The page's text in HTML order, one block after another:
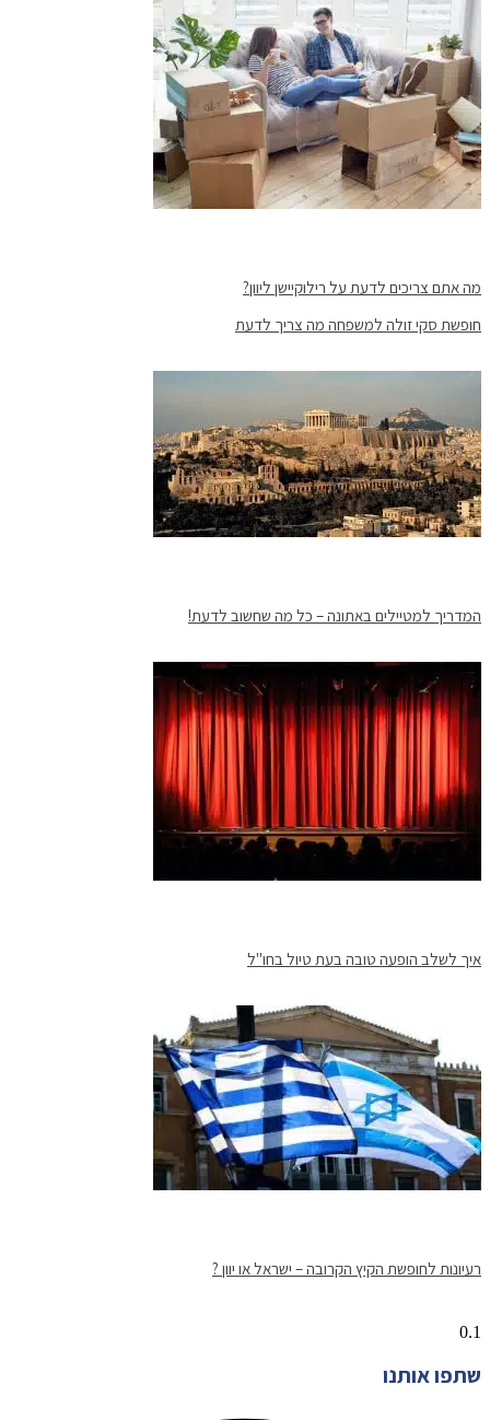
מה אתם צריכים לדעת על רילוקיישן ליוון?
חופשת סקי זולה למשפחה מה צריך לדעת
המדריך למטיילים באתונה – כל מה שחשוב לדעת!
איך לשלב הופעה טובה בעת טיול בחו"ל
רעיונות לחופשת הקיץ הקרובה – ישראל או יוון ?
שתפו אותנו